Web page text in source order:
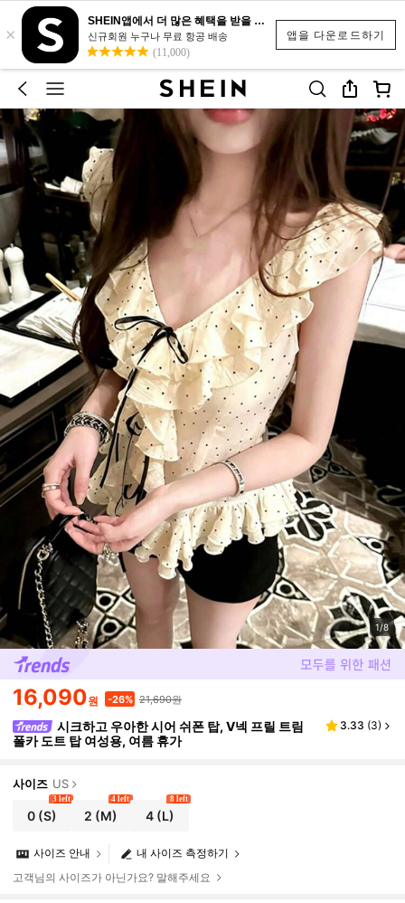
앱을 다운로드하기
×
SHEIN앱에서 더 많은 혜택을 받을 수 있어요.
신규회원 누구나 무료 항공 배송
(11,000)
1/8
16,090원 -26% 21,690원
시크하고 우아한 시어 쉬폰 탑, V넥 프릴 트림
폴카 도트 탑 여성용, 여름 휴가
3.33 (3)
사이즈 US
0 (S)
3 left
2 (M)
4 left
4(L)
8 left
내 사이즈 측정하기
사이즈 안내
고객님의 사이즈가 아닌가요? 말해주세요